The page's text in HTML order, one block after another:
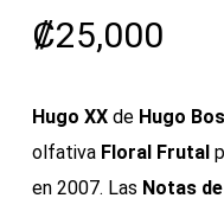
₡25,000
Hugo XXde Hugo
olfativa Floral Frutal
en 2007. Las Notas